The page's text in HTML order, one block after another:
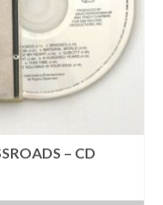
– CD